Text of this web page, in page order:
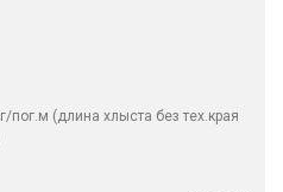
пог.м (длина хлыста без тех.края